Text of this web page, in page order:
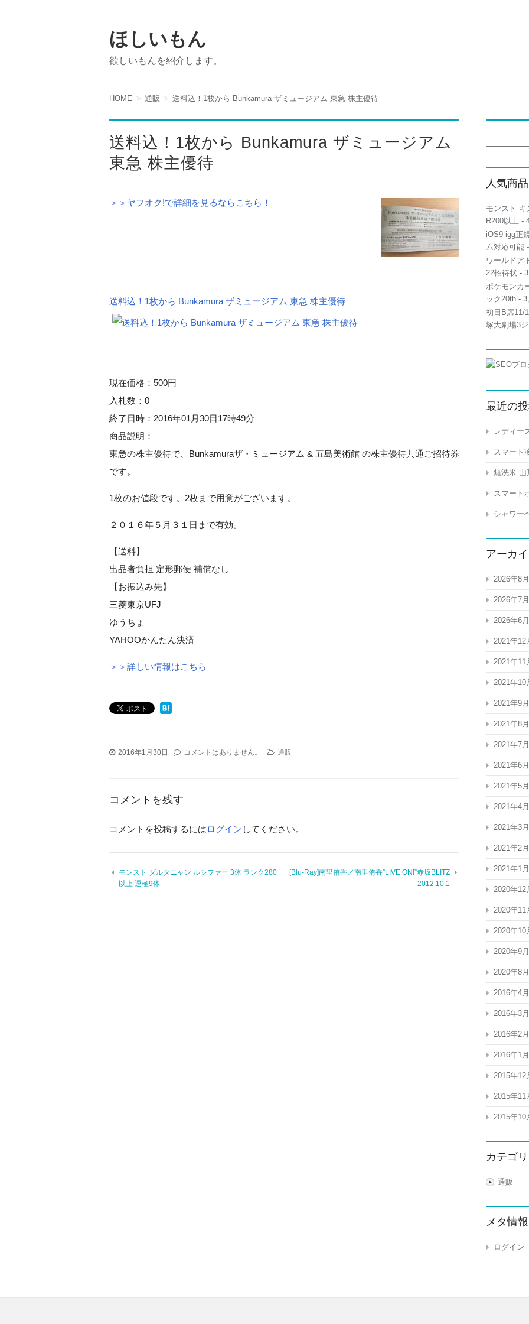
ほしいもん
欲しいもんを紹介します。
HOME 通販 送料込！1枚から Bunkamura ザミュージアム 東急 株主優待
送料込！1枚から Bunkamura ザミュージアム
東急 株主優待
＞＞ヤフオク!で詳細を見るならこちら！
送料込！1枚から Bunkamura ザミュージアム 東急 株主優待
現在価格：500円
入札数：0
終了日時：2016年01月30日17時49分
商品説明：
東急の株主優待で、Bunkamuraザ・ミュージアム & 五島美術館 の株主優待共通ご招待券
です。
1枚のお値段です。2枚まで用意がございます。
２０１６年５月３１日まで有効。
【送料】
出品者負担 定形郵便 補償なし
【お振込み先】
三菱東京UFJ
ゆうちょ
YAHOOかんたん決済
＞＞詳しい情報はこちら
2016年1月30日 コメントはありません。 通販
コメントを残す
コメントを投稿するにはログイン してください。
モンスト ダルタニャン ルシファー 3体 ランク280
以上 運極9体
[Blu-Ray]南里侑香／南里侑香”LIVE ON!”赤坂BLITZ
2012.10.1
索:
人気商
モンスト
R200以上 -
iOS9 igg正
ム対応可能
ワールドア
22招待状 -
ポケモンカ
ック20th -
初日B席11/
塚大劇場3ジ
最近の
レディー
スマート
無洗米 山
スマート
シャワー
アーカ
2026年8月
2026年7月
2026年6月
2021年12
2021年11
2021年10
2021年9月
2021年8月
2021年7月
2021年6月
2021年5月
2021年4月
2021年3月
2021年2月
2021年1月
2020年12
2020年11
2020年10
2020年9月
2020年8月
2016年4月
2016年3月
2016年2月
2016年1月
2015年12
2015年11
2015年10
カテゴ
通販
メタ情報
ログイン